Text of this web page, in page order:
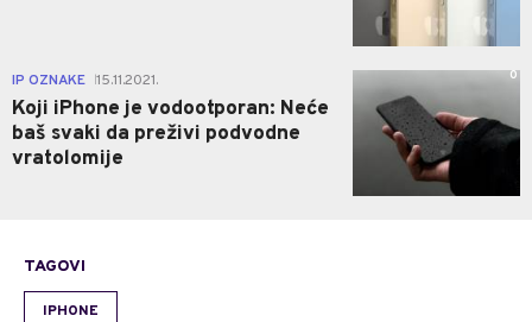
IP OZNAKE 15.11.2021.
Koji iPhone je vodootporan: Neće
baš svaki da preživi podvodne
vratolomije
0
TAGOVI
IPHONE